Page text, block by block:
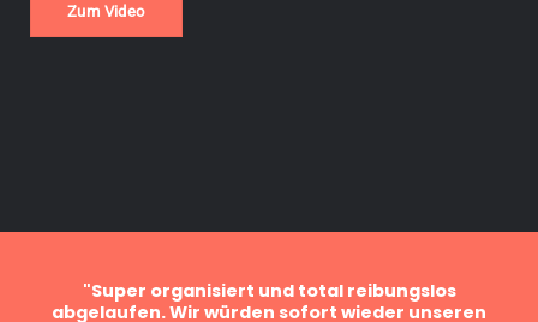
Zum Video
"Super organisiert und total reibungslos
abgelaufen. Wir würden sofort wieder unseren